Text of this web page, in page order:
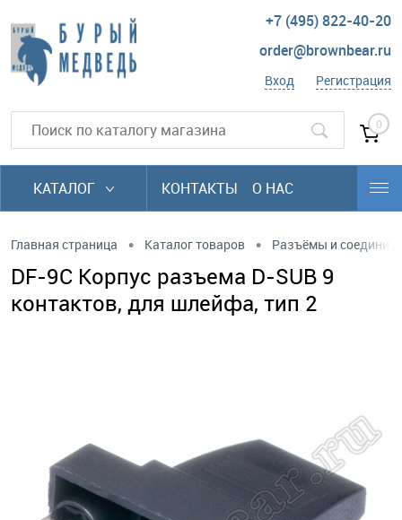
+7 (495) 822-40-20
order@brownbear.ru
Вход Регистрация
0
КАТАЛОГ КОНТАКТЫ О НАС
Главная страница • Каталог товаров • Разъёмы и
DF-9C Корпус разъема D-SUB 9
контактов, для шлейфа, тип 2